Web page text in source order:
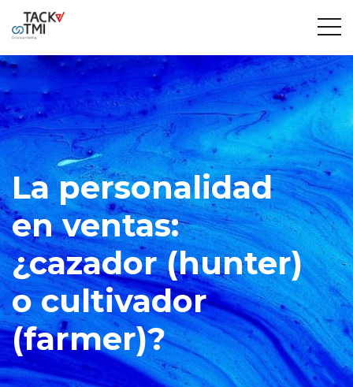
La personalidad
en ventas:
¿cazador (hunter)
o cultivador
(farmer)?